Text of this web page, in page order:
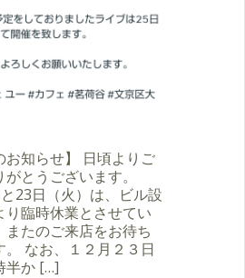
お知らせ】 日頃よりご
とうございます。
23日（火）は、ビル設
り臨時休業とさせてい
またのご来店をお待ち
。 なお、１２月２３日
半か […]